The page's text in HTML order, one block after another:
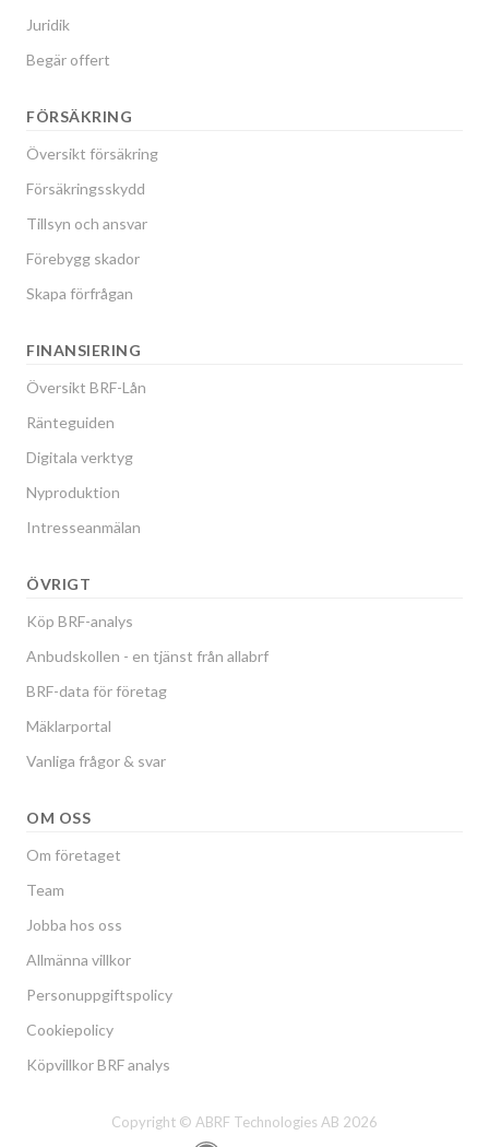
Juridik
Begär offert
FÖRSÄKRING
Översikt försäkring
Försäkringsskydd
Tillsyn och ansvar
Förebygg skador
Skapa förfrågan
FINANSIERING
Översikt BRF-Lån
Ränteguiden
Digitala verktyg
Nyproduktion
Intresseanmälan
ÖVRIGT
Köp BRF-analys
Anbudskollen - en tjänst från allabrf
BRF-data för företag
Mäklarportal
Vanliga frågor & svar
OM OSS
Om företaget
Team
Jobba hos oss
Allmänna villkor
Personuppgiftspolicy
Cookiepolicy
Köpvillkor BRF analys
Copyright © ABRF Technologies AB 2026